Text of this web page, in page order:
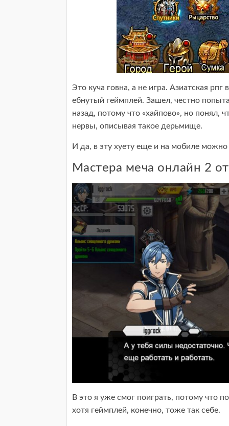
Это куча говна, а не игра. Азиатская
ебнутый геймплей. Зашел, честно
назад, потому что «хайпово», но понял,
нервы, описывая такое дерьмище.
И да, в эту хуету еще и на мобиле можно
Мастера меча онлайн 2
В это я уже смог поиграть, потому что
хотя геймплей, конечно, тоже так себе.